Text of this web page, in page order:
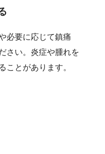
必要に応じて鎮痛
さい。炎症や腫れを
ことがあります。